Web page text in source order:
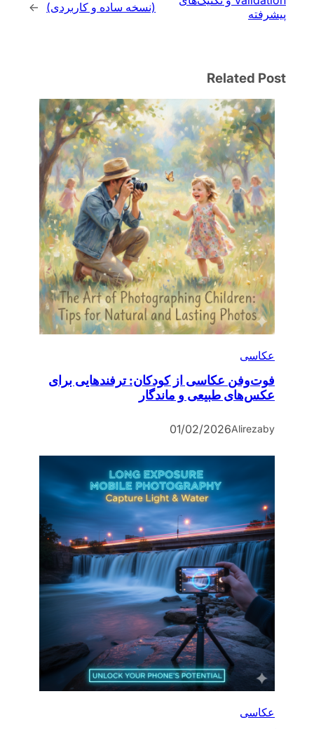
پیشرفته
(نسخه ساده و کاربردی) →
Related Post
عکاسی
فوت‌وفن عکاسی از کودکان: ترفندهایی برای
عکس‌های طبیعی و ماندگار
by
Alireza
01/02/2026
عکاسی